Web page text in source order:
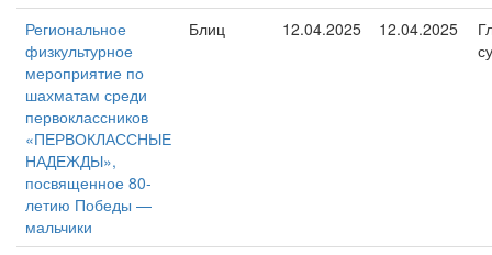
Региональное
физкультурное
мероприятие по
шахматам среди
первоклассников
«ПЕРВОКЛАССНЫЕ
НАДЕЖДЫ»,
посвященное 80-
летию Победы —
мальчики
Блиц 12.04.2025 12.04.2025